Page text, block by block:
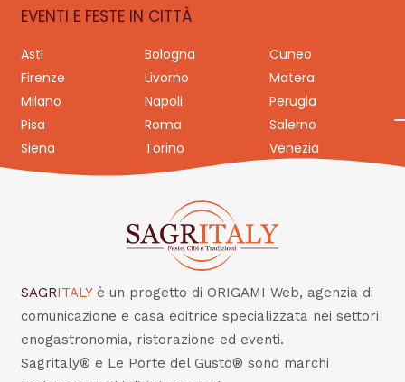
EVENTI E FESTE IN CITTÀ
Asti Bologna
Cuneo
Firenze
Livorno
Matera
Milano
Napoli
Perugia
Pisa
Roma
Salerno
Siena
Torino Venezia
SAGRITALY è un progetto di ORIGAMI Web, agenzia di
comunicazione e casa editrice specializzata nei settori
enogastronomia, ristorazione ed eventi.
Sagritaly® e Le Porte del Gusto® sono marchi